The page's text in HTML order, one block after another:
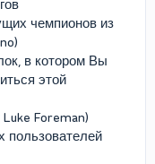
чемпионов из
в котором Вы
этой
Foreman)
пользователей